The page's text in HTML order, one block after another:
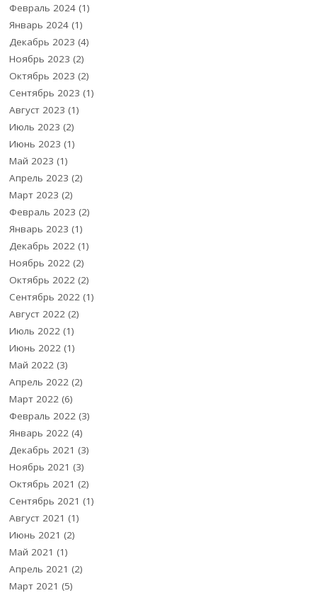
Февраль 2024 (1)
Январь 2024 (1)
Декабрь 2023 (4)
Ноябрь 2023 (2)
Октябрь 2023 (2)
Сентябрь 2023 (1)
Август 2023 (1)
Июль 2023 (2)
Июнь 2023 (1)
Май 2023 (1)
Апрель 2023 (2)
Март 2023 (2)
Февраль 2023 (2)
Январь 2023 (1)
Декабрь 2022 (1)
Ноябрь 2022 (2)
Октябрь 2022 (2)
Сентябрь 2022 (1)
Август 2022 (2)
Июль 2022 (1)
Июнь 2022 (1)
Май 2022 (3)
Апрель 2022 (2)
Март 2022 (6)
Февраль 2022 (3)
Январь 2022 (4)
Декабрь 2021 (3)
Ноябрь 2021 (3)
Октябрь 2021 (2)
Сентябрь 2021 (1)
Август 2021 (1)
Июнь 2021 (2)
Май 2021 (1)
Апрель 2021 (2)
Март 2021 (5)